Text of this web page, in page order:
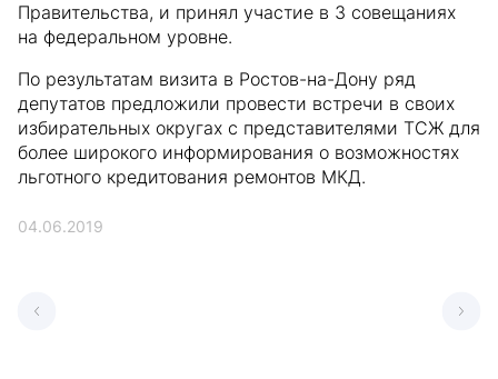
Правительства, и принял участие в 3 совещаниях
на федеральном уровне.
По результатам визита в Ростов-на-Дону ряд
депутатов предложили провести встречи в своих
избирательных округах с представителями ТСЖ для
более широкого информирования о возможностях
льготного кредитования ремонтов МКД.
04.06.2019